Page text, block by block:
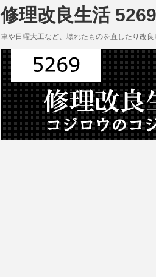
修理改良生活
車や日曜大工など、壊れたものを直したり改